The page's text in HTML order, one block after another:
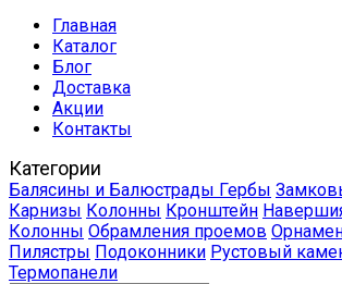
Главная
Каталог
Блог
Доставка
Акции
Контакты
Категории
Балясины и Балюстрады Гербы
Карнизы Колонны Кронштейн
Колонны Обрамления проемов
Пилястры Подоконники Рустовый
Термопанели